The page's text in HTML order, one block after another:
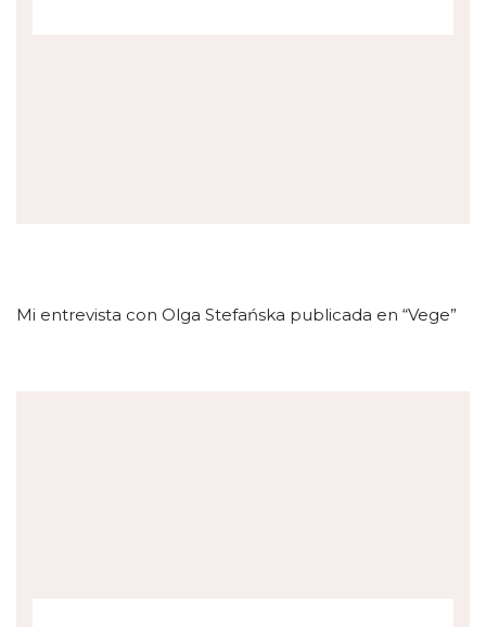
Mi entrevista con Olga Stefańska publicada en “Vege”